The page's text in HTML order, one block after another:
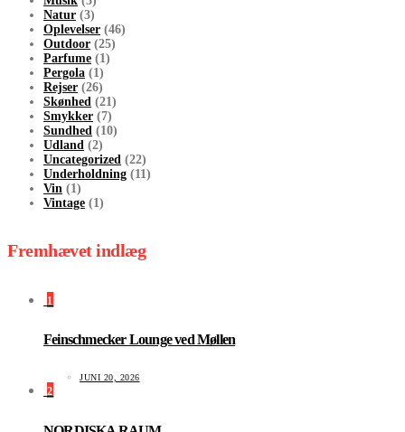
Natur (3)
Oplevelser (46)
Outdoor (25)
Parfume (1)
Pergola (1)
Rejser (26)
Skønhed (21)
Smykker (7)
Sundhed (10)
Udland (2)
Uncategorized (22)
Underholdning (11)
Vin (1)
Vintage (1)
Fremhævet indlæg
1
Feinschmecker Lounge ved Møllen
JUNI 20, 2026
2